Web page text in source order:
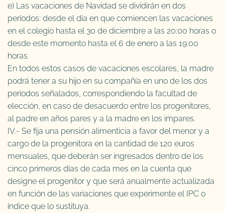
e) Las vacaciones de Navidad se dividirán en dos
períodos: desde el día en que comiencen las vacaciones
en el colegio hasta el 30 de diciembre a las 20:00 horas o
desde este momento hasta el 6 de enero a las 19:00
horas.
En todos estos casos de vacaciones escolares, la madre
podrá tener a su hijo en su compañía en uno de los dos
períodos señalados, correspondiendo la facultad de
elección, en caso de desacuerdo entre los progenitores,
al padre en años pares y a la madre en los impares.
IV.- Se fija una pensión alimenticia a favor del menor y a
cargo de la progenitora en la cantidad de 120 euros
mensuales, que deberán ser ingresados dentro de los
cinco primeros días de cada mes en la cuenta que
designe el progenitor y que será anualmente actualizada
en función de las variaciones que experimente el IPC o
índice que lo sustituya.